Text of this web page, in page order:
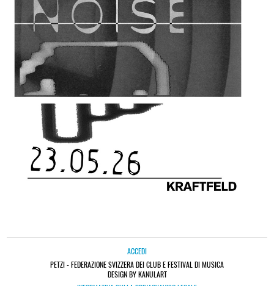
ACCEDI
PETZI - FEDERAZIONE SVIZZERA DEI CLUB E FESTIVAL DI MUSICA
DESIGN BY KANULART